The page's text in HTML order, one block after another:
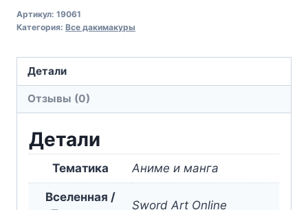
обіймашка
дакімакура
Art
Online
Alice
White
Артикул: 19061
Категория: Все дакимакуры
Детали
Отзывы (0)
Детали
Тематика Аниме и манга
Вселенная /
Sword Art Online